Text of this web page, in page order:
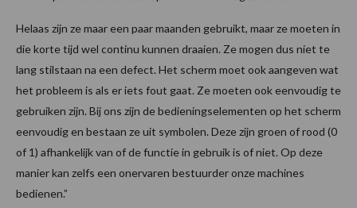
Helaas zijn ze maar een paar maanden gebruikt, maar ze moeten in
die korte tijd wel continu kunnen draaien. Ze mogen dus niet te
lang stilstaan na een defect. Het scherm moet ook aangeven wat
het probleem is als er iets fout gaat. Ze moeten ook eenvoudig te
gebruiken zijn. Bij ons zijn de bedieningselementen op het scherm
eenvoudig en bestaan ze uit symbolen. Deze zijn groen of rood (0
of 1) afhankelijk van of de functie in gebruik is of niet. Op deze
manier kan zelfs een onervaren bestuurder onze machines
bedienen.”